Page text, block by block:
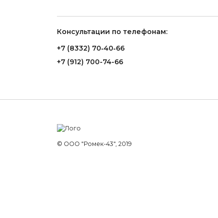
Консультации по телефонам:
+7 (8332) 70‑40‑66
+7 (912) 700-74-66
© ООО "Ромек-43", 2019